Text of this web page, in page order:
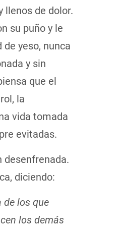
llenos de dolor.
su puño y le
de yeso, nunca
y sin
que el
la
vida tomada
evitadas.
desenfrenada.
diciendo:
de los que
los demás